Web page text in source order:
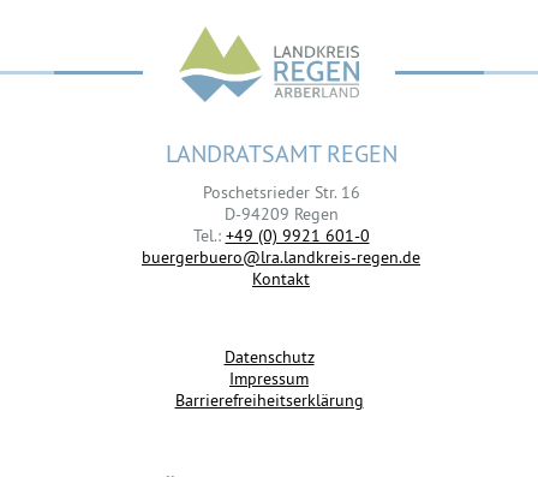
LANDRATSAMT REGEN
Poschetsrieder Str. 16
D-94209 Regen
Tel.: +49 (0) 9921 601-0
buergerbuero@lra.landkreis-regen.de
Kontakt
Datenschutz
Impressum
Barrierefreiheitserklärung